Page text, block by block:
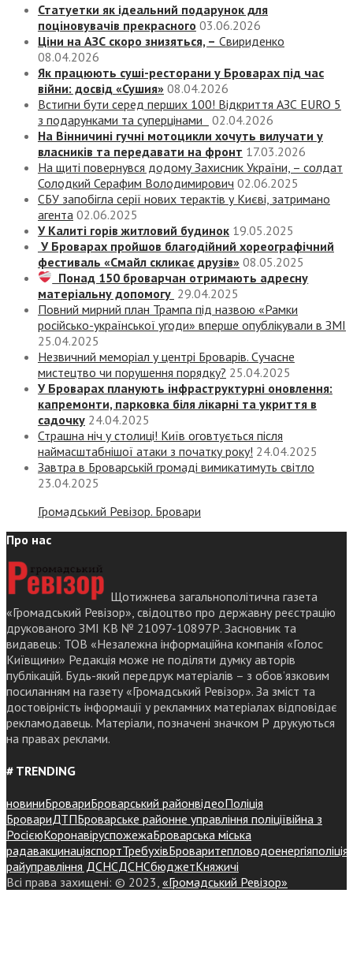
Статуетки як ідеальний подарунок для
поціновувачів прекрасного 03.06.2026
Ціни на АЗС скоро знизяться, – Свириденко
08.04.2026
Як працюють суші-ресторани у Броварах під час
війни: досвід «Сушия» 08.04.2026
Встигни бути серед перших 100! Відкриття АЗС EURO 5
з подарунками та суперцінами
02.04.2026
На Вінничині гучні мотоцикли хочуть вилучати у
власників та передавати на фронт 17.03.2026
На щиті повернувся додому Захисник України, – солдат
Солодкий Серафим Володимирович 02.06.2025
СБУ запобігла серії нових терактів у Києві, затримано
агента 02.06.2025
У Калиті горів житловий будинок 19.05.2025
У Броварах пройшов благодійний хореографічний
фестиваль «Смайл скликає друзів» 08.05.2025
Понад 150 броварчан отримають адресну
матеріальну допомогу 29.04.2025
Повний мирний план Трампа під назвою «‎Рамки
російсько-української угоди» вперше опублікували в ЗМІ
25.04.2025
Незвичний меморіал у центрі Броварів. Сучасне
мистецтво чи порушення порядку? 25.04.2025
У Броварах планують інфраструктурні оновлення:
капремонти, парковка біля лікарні та укриття в
садочку 24.04.2025
Страшна ніч у столиці! Київ оговтується після
наймасштабнішої атаки з початку року! 24.04.2025
Завтра в Броварській громаді вимикатимуть світло
23.04.2025
Громадський Ревізор. Бровари
Про нас
Щотижнева загальнополітична газета
«Громадський Ревізор», свідоцтво про державну реєстрацію
друкованого ЗМІ КВ № 21097-10897Р. Засновник та
видавець: ТОВ «Незалежна інформаційна компанія «Голос
Київщини» Редакція може не поділяти думку авторів
публікацій. Будь-який передрук матеріалів – з обов’язковим
посиланням на газету «Громадський Ревізор». За зміст та
достовірність інформації у рекламних матеріалах відповідає
рекламодавець. Матеріали, позначені значком Р друкуються
на правах реклами.
# TRENDING
новиниБровариБроварський районвідеоПоліція
БровариДТПБроварське районне управління поліціївійна з
РосієюКоронавіруспожежаБроварська міська
радавакцинаціяспортТребухівБроваритепловодоенергіяполіція
райуправління ДСНСДСНСбюджетКняжичі
Всі права захищені: © 2023, «Громадський Ревізор»